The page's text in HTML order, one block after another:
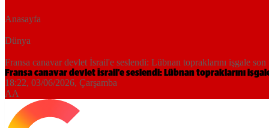
Anasayfa
Dünya
Fransa canavar devlet İsrail'e seslendi: Lübnan topraklarını işgale son
Fransa canavar devlet İsrail'e seslendi: Lübnan topraklarını
18:22, 03/06/2026, Çarşamba
AA